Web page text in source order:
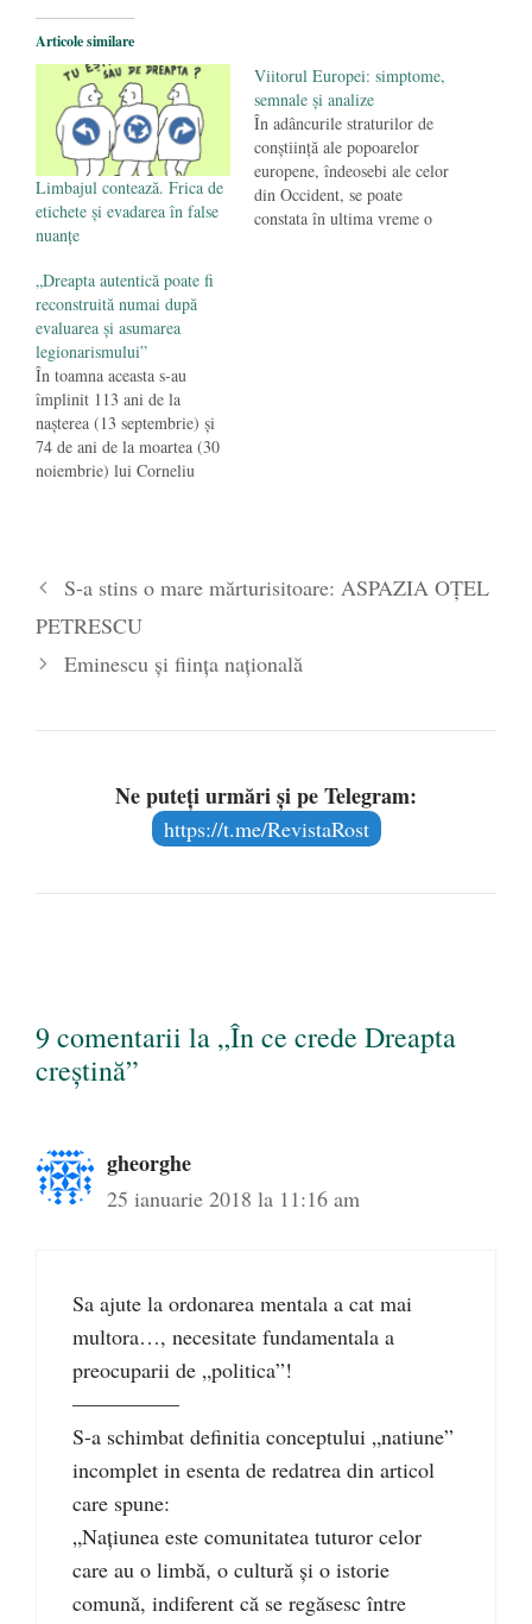
România nu știe să își folosească și să își
protejeze resursele
Articole similare
Limbajul contează. Frica de
etichete și evadarea în false
nuanțe
Viitorul Europei: simptome,
semnale şi analize
În adâncurile straturilor de
conştiinţă ale popoarelor
europene, îndeosebi ale celor
din Occident, se poate
constata în ultima vreme o
„Dreapta autentică poate fi
reconstruită numai după
evaluarea şi asumarea
legionarismului”
În toamna aceasta s-au
împlinit 113 ani de la
naşterea (13 septembrie) şi
74 de ani de la moartea (30
noiembrie) lui Corneliu
avut partidele „Garda de
Ţară”). Distanţa în timp nu a
domolit…
S-a stins o mare mărturisitoare: ASPAZIA OȚEL
PETRESCU
Eminescu şi fiinţa naţională
Ne puteți urmări și pe Telegram:
https://t.me/RevistaRost
9 comentarii la „În ce crede Dreapta
creștină”
gheorghe
25 ianuarie 2018 la 11:16 am
Sa ajute la ordonarea mentala a cat mai
multora…, necesitate fundamentala a
preocuparii de „politica”!
––––––––––
S-a schimbat definitia conceptului „natiune”
incomplet in esenta de redatrea din articol
care spune:
„Națiunea este comunitatea tuturor celor
care au o limbă, o cultură și o istorie
comună, indiferent că se regăsesc între